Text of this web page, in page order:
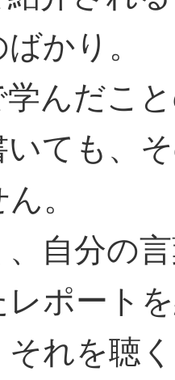
かり。
学んだこ
いても、
。
自分の
レポート
それを聴